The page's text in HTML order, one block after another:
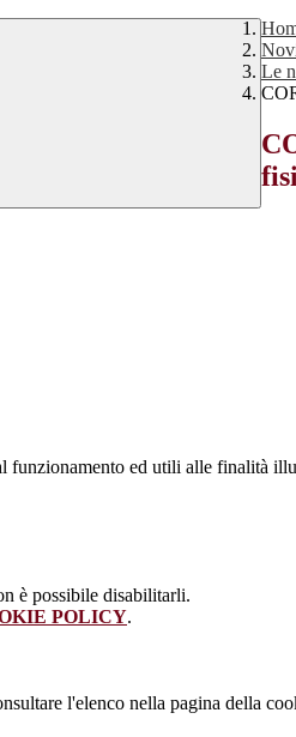
Le
funzionamento ed utili alle finalità
è possibile disabilitarli.
POLICY.
l'elenco nella pagina della